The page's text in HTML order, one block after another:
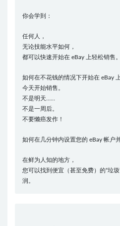
你会学到：
任何人，
无论技能水平如何，
都可以快速开始在 eBay 上轻松销售。
如何在不花钱的情况下开始在 eBay
今天开始销售。
不是明天……
不是一周后。
不要懒癌发作！
如何在几分钟内设置您的 eBay 帐户
在鲜为人知的地方，
您可以找到便宜（甚至免费）的“垃
润。